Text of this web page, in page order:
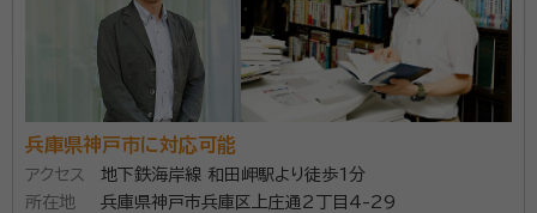
は、ひとまず信用してみないと最終判断は出来ないと思うので、まずは契
約してみました。
契約後の感想
契約後に必要書類を送付した後に、遺産分割協議書、法廷相続情報一覧
を作成されるとのご連絡以降1ヶ月以上連絡が無いので判断できない状
送付させていただいたので、近日連絡が来るとは思います。
兵庫県神戸市に対応可能
アクセス
地下鉄海岸線 和田岬駅より徒歩1分
所在地
兵庫県神戸市兵庫区上庄通2丁目4-29